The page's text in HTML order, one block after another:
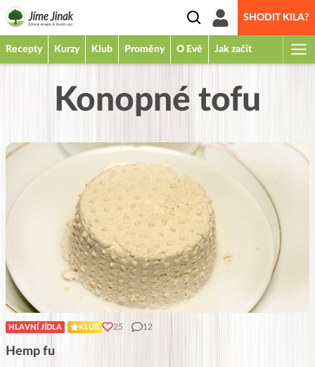
SHODIT KILA?
Recepty Kurzy Klub Proměny O Evě Jak začít
Konopné tofu
HLAVNÍ JÍDLA KLUB 25 12
Hemp fu